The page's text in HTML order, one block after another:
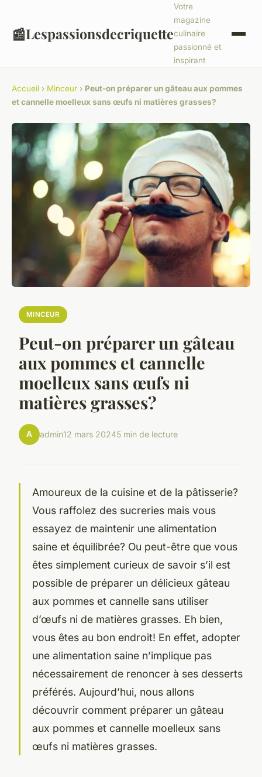
📰Lespassionsdecriquette
Votre
magazine
culinaire
passionné et
inspirant
Accueil › Minceur › Peut-on préparer un gâteau aux pommes
et cannelle moelleux sans œufs ni matières grasses?
MINCEUR
Peut-on préparer un gâteau
aux pommes et cannelle
moelleux sans œufs ni
matières grasses?
A admin12 mars 20245 min de lecture
Amoureux de la cuisine et de la pâtisserie?
Vous raffolez des sucreries mais vous
essayez de maintenir une alimentation
saine et équilibrée? Ou peut-être que vous
êtes simplement curieux de savoir s’il est
possible de préparer un délicieux gâteau
aux pommes et cannelle sans utiliser
d’œufs ni de matières grasses. Eh bien,
vous êtes au bon endroit! En effet, adopter
une alimentation saine n’implique pas
nécessairement de renoncer à ses desserts
préférés. Aujourd’hui, nous allons
découvrir comment préparer un gâteau
aux pommes et cannelle moelleux sans
œufs ni matières grasses.